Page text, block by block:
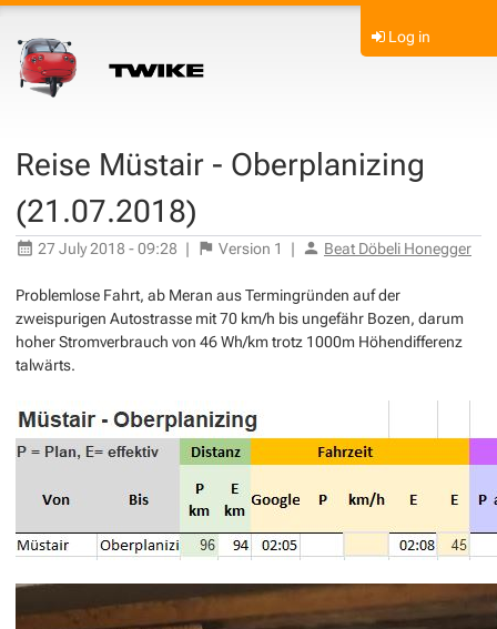
Log in
Reise Müstair - Oberplanizing
(21.07.2018)
27 July 2018 - 09:28 | Version 1 | Beat Döbeli Honegger
Problemlose Fahrt, ab Meran aus Termingründen auf der
zweispurigen Autostrasse mit 70 km/h bis ungefähr Bozen, darum
hoher Stromverbrauch von 46 Wh/km trotz 1000m Höhendifferenz
talwärts.